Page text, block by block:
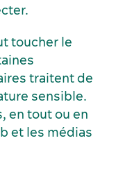
toucher le
traitent de
sensible.
en tout ou en
et les médias